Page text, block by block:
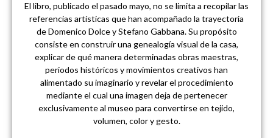
El libro, publicado el pasado mayo, no se limita a recopilar las
referencias artísticas que han acompañado la trayectoria
de Domenico Dolce y Stefano Gabbana. Su propósito
consiste en construir una genealogía visual de la casa,
explicar de qué manera determinadas obras maestras,
periodos históricos y movimientos creativos han
alimentado su imaginario y revelar el procedimiento
mediante el cual una imagen deja de pertenecer
exclusivamente al museo para convertirse en tejido,
volumen, color y gesto.